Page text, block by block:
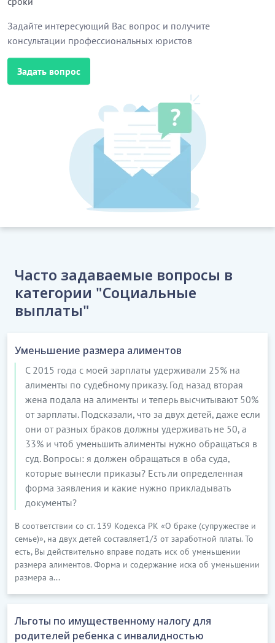
Задайте интересующий Вас вопрос и получите
консультации профессиональных юристов
Задать вопрос
Часто задаваемые вопросы в
категории "Социальные
выплаты"
Уменьшение размера алиментов
С 2015 года с моей зарплаты удерживали 25% на
алименты по судебному приказу. Год назад вторая
жена подала на алименты и теперь высчитывают 50%
от зарплаты. Подсказали, что за двух детей, даже если
они от разных браков должны удерживать не 50, а
33% и чтоб уменьшить алименты нужно обращаться в
суд. Вопросы: я должен обращаться в оба суда,
которые вынесли приказы? Есть ли определенная
форма заявления и какие нужно прикладывать
документы?
В соответствии со ст. 139 Кодекса РК «О браке (супружестве и
семье)», на двух детей составляет1/3 от заработной платы. То
есть, Вы действительно вправе подать иск об уменьшении
размера алиментов. Форма и содержание иска об уменьшении
размера а...
Льготы по имущественному налогу для
родителей ребенка с инвалидностью